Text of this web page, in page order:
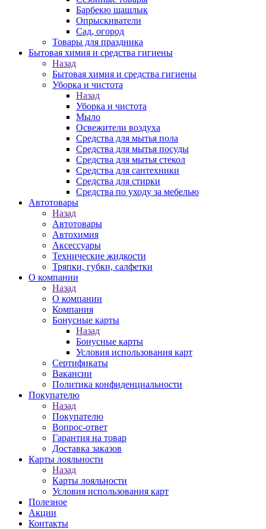
Барбекю шашлык
Опрыскиватели
Сад, огород
Товары для праздника
Бытовая химия и средства гигиены
Назад
Бытовая химия и средства гигиены
Уборка и чистота
Назад
Уборка и чистота
Мыло
Освежители воздуха
Средства для мытья пола
Средства для мытья посуды
Средства для мытья стекол
Средства для сантехники
Средства для стирки
Средства по уходу за мебелью
Автотовары
Назад
Автотовары
Автохимия
Аксессуары
Технические жидкости
Тряпки, губки, салфетки
О компании
Назад
О компании
Компания
Бонусные карты
Назад
Бонусные карты
Условия использования карт
Сертификаты
Вакансии
Политика конфиденциальности
Покупателю
Назад
Покупателю
Вопрос-ответ
Гарантия на товар
Доставка заказов
Карты лояльности
Назад
Карты лояльности
Условия использования карт
Полезное
Акции
Контакты